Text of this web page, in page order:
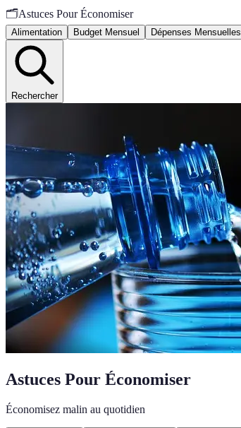
🗂️Astuces Pour Économiser
Alimentation Budget Mensuel Dépenses Mensuelles
Rechercher
Astuces Pour Économiser
Économisez malin au quotidien